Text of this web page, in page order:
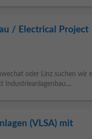
/ Electrical Project
oder Linz suchen wir
(VLSA) mit